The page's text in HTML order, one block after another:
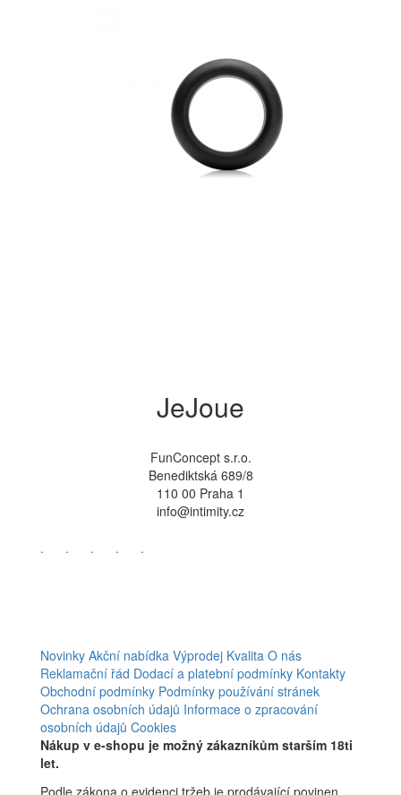
JeJoue
FunConcept s.r.o.
Benediktská 689/8
110 00 Praha 1
info@intimity.cz
. . . . .
Novinky Akční nabídka Výprodej Kvalita O nás
Reklamační řád Dodací a platební podmínky Kontakty
Obchodní podmínky Podmínky používání stránek
Ochrana osobních údajů Informace o zpracování
osobních údajů Cookies
Nákup v e-shopu je možný zákazníkům starším 18ti
let.